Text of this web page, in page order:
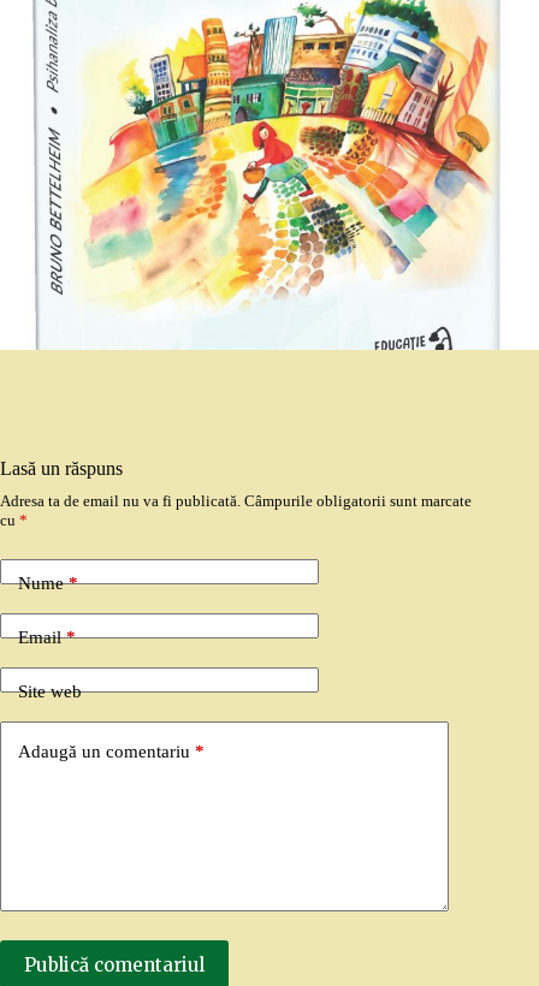
Lasă un răspuns
Adresa ta de email nu va fi publicată. Câmpurile obligatorii sunt marcate
cu *
Nume*
Email*
Site web
Adaugă un comentariu *
Publică comentariul